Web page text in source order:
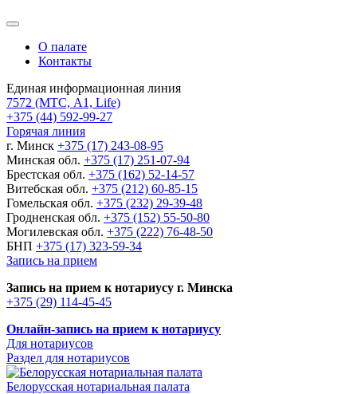
О палате
Контакты
Единая информационная линия
7572 (МТС, A1, Life)
+375 (44) 592-99-27
Горячая линия
г. Минск +375 (17) 243-08-95
Минская обл. +375 (17) 251-07-94
Брестская обл. +375 (162) 52-14-57
Витебская обл. +375 (212) 60-85-15
Гомельская обл. +375 (232) 29-39-48
Гродненская обл. +375 (152) 55-50-80
Могилевская обл. +375 (222) 76-48-50
БНП +375 (17) 323-59-34
Запись на прием
Запись на прием к нотариусу г. Минска
+375 (29) 114-45-45
Онлайн-запись на прием к нотариусу
Для нотариусов
Раздел для нотариусов
Белорусская нотариальная палата